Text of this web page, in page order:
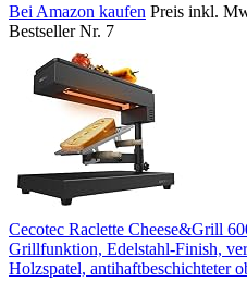
Bei Amazon kaufen Preis inkl.
Bestseller Nr. 7
Cecotec Raclette Cheese&Grill
Grillfunktion, Edelstahl-Finish,
Holzspatel, antihaftbeschichteter